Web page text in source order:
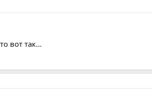
вот так...